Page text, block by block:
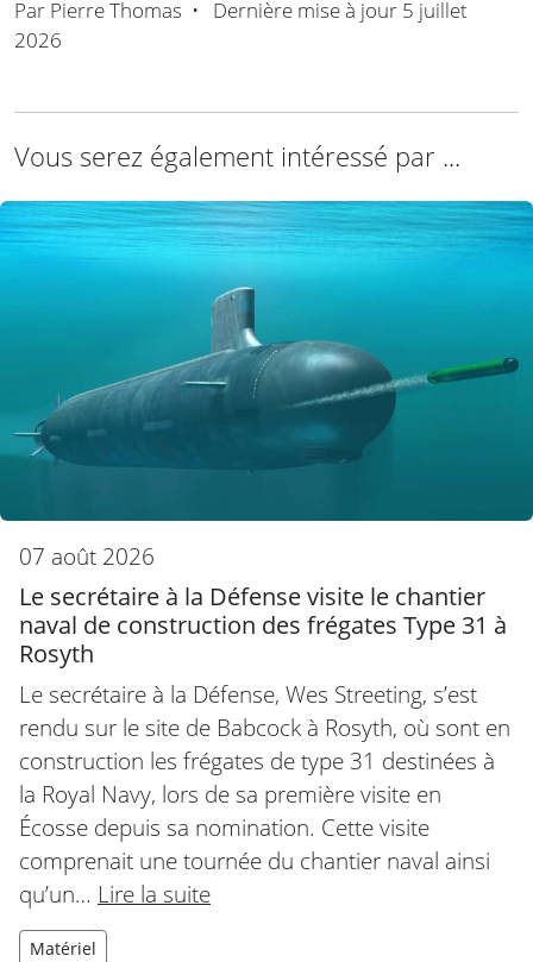
Par Pierre Thomas • Dernière mise à jour 5 juillet
2026
Vous serez également intéressé par ...
07 août 2026
Le secrétaire à la Défense visite le chantier
naval de construction des frégates Type 31 à
Rosyth
Le secrétaire à la Défense, Wes Streeting, s’est
rendu sur le site de Babcock à Rosyth, où sont en
construction les frégates de type 31 destinées à
la Royal Navy, lors de sa première visite en
Écosse depuis sa nomination. Cette visite
comprenait une tournée du chantier naval ainsi
qu’un… Lire la suite
Matériel